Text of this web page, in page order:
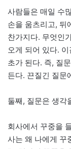
사람들은 매일 수
손을 움츠리고, 뒤
찬가지다. 무엇인
오게 되어 있다.
초가 된다. 즉, 질
든다. 끈질긴 질문
둘째, 질문은 생각
회사에서 꾸중을
사는 왜 나에게 꾸